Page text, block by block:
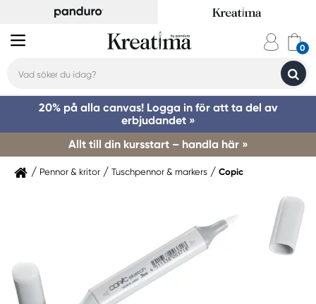
20% på alla canvas! Logga in för att ta del av
erbjudandet »
Allt till din kursstart – handla här »
Pennor & kritor Tuschpennor & markers Copic